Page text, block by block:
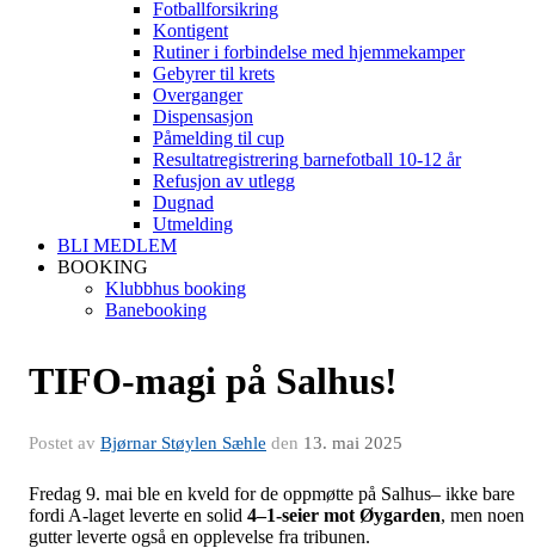
Fotballforsikring
Kontigent
Rutiner i forbindelse med hjemmekamper
Gebyrer til krets
Overganger
Dispensasjon
Påmelding til cup
Resultatregistrering barnefotball 10-12 år
Refusjon av utlegg
Dugnad
Utmelding
BLI MEDLEM
BOOKING
Klubbhus booking
Banebooking
TIFO-magi på Salhus!
Postet av Bjørnar Støylen Sæhle den 13. mai 2025
Fredag 9. mai ble en kveld for de oppmøtte på Salhus– ikke bare
fordi A-laget leverte en solid 4–1-seier mot Øygarden, men noen
gutter leverte også en opplevelse fra tribunen.